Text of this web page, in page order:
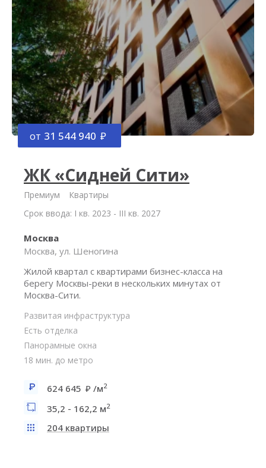
от 31 544 940
ЖК «Сидней Сити»
Премиум
Квартиры
Срок ввода: I кв. 2023 - III кв. 2027
Москва
Москва, ул. Шеногина
Жилой квартал с квартирами бизнес-класса на
берегу Москвы-реки в нескольких минутах от
Москва-Сити.
Развитая инфраструктура
Есть отделка
Панорамные окна
18 мин. до метро
624 645 /м2
35,2 - 162,2 м2
204 квартиры